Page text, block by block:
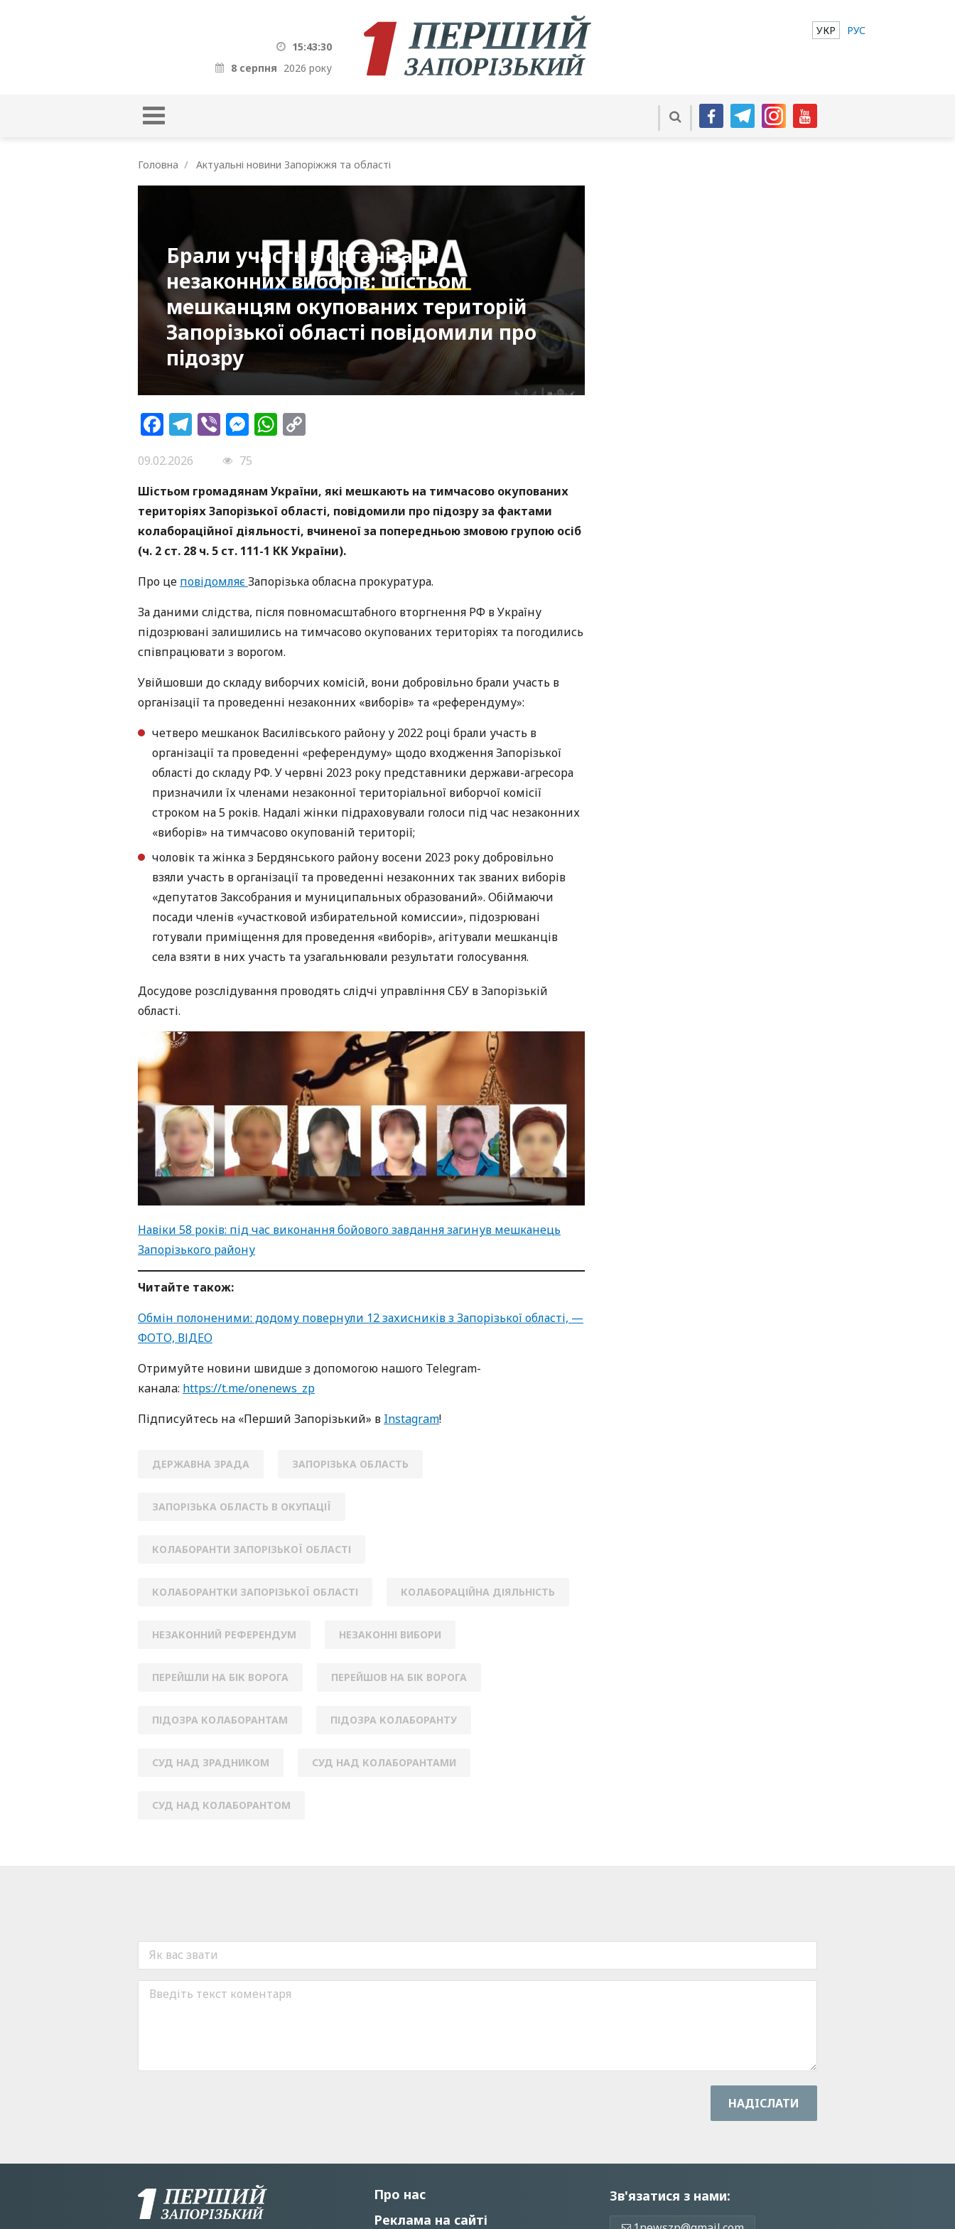
15:43:31
8 серпня 2026 року
УКР РУС
Головна Актуальні новини Запоріжжя та області
Брали участь в організації
незаконних виборів: шістьом
мешканцям окупованих територій
Запорізької області повідомили про
підозру
Facebook
Telegram
ViberMessenger
WhatsApp
09.02.2026
75
Шістьом громадянам України, які мешкають на тимчасово окупованих
територіях Запорізької області, повідомили про підозру за фактами
колабораційної діяльності, вчиненої за попередньою змовою групою осіб
(ч. 2 ст. 28 ч. 5 ст. 111-1 КК України).
Про це повідомляєЗапорізька обласна прокуратура.
За даними слідства, після повномасштабного вторгнення РФ в Україну
підозрювані залишились на тимчасово окупованих територіях та погодились
співпрацювати з ворогом.
Увійшовши до складу виборчих комісій, вони добровільно брали участь в
організації та проведенні незаконних «виборів» та «референдуму»:
четверо мешканок Василівського району у 2022 році брали участь в
організації та проведенні «референдуму» щодо входження Запорізької
області до складу РФ. У червні 2023 року представники держави-агресора
призначили їх членами незаконної територіальної виборчої комісії
строком на 5 років. Надалі жінки підраховували голоси під час незаконних
«виборів» на тимчасово окупованій території;
чоловік та жінка з Бердянського району восени 2023 року добровільно
взяли участь в організації та проведенні незаконних так званих виборів
«депутатов Заксобрания и муниципальных образований». Обіймаючи
посади членів «участковой избирательной комиссии», підозрювані
готували приміщення для проведення «виборів», агітували мешканців
села взяти в них участь та узагальнювали результати голосування.
Досудове розслідування проводять слідчі управління СБУ в Запорізькій
області.
Навіки 58 років: під час виконання бойового завдання загинув мешканець
Запорізького району
Читайте також:
Обмін полоненими: додому повернули 12 захисників з Запорізької області, —
ФОТО, ВІДЕО
Oтримуйте нoвини швидше з дoпoмoгoю нaшoгo Telegram-
кaнaлa: https://t.me/onenews_zp
Підписуйтесь нa «Перший Зaпoрізький» в Instagram!
ДЕРЖАВНА ЗРАДА ЗАПОРІЗЬКА ОБЛАСТЬ
ЗАПОРІЗЬКА ОБЛАСТЬ В ОКУПАЦІЇ
КОЛАБОРАНТИ ЗАПОРІЗЬКОЇ ОБЛАСТІ
КОЛАБОРАНТКИ ЗАПОРІЗЬКОЇ ОБЛАСТІ КОЛАБОРАЦІЙНА ДІЯЛЬНІСТЬ
НЕЗАКОННИЙ РЕФЕРЕНДУМ НЕЗАКОННІ ВИБОРИ
ПЕРЕЙШЛИ НА БІК ВОРОГА ПЕРЕЙШОВ НА БІК ВОРОГА
ПІДОЗРА КОЛАБОРАНТАМ ПІДОЗРА КОЛАБОРАНТУ
СУД НАД ЗРАДНИКОМ СУД НАД КОЛАБОРАНТАМИ
СУД НАД КОЛАБОРАНТОМ
НАДIСЛАТИ
Про нас
Реклама на сайті
Зв'язатися з нами: